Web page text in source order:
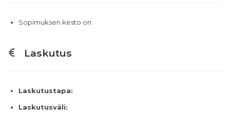
Sopimuksen kesto on
Laskutus
Laskutustapa:
Laskutusväli: